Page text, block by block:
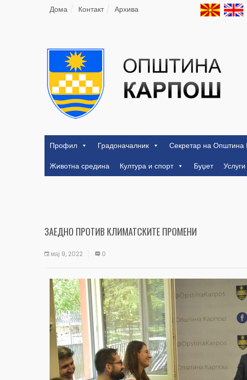
Дома Контакт Архива
Профил Градоначалник Секретар на
Животна средина
Култура и спорт Буџет Услуги
ЗАЕДНО ПРОТИВ КЛИМАТСКИТЕ ПРОМЕНИ
мај 9, 2022 0